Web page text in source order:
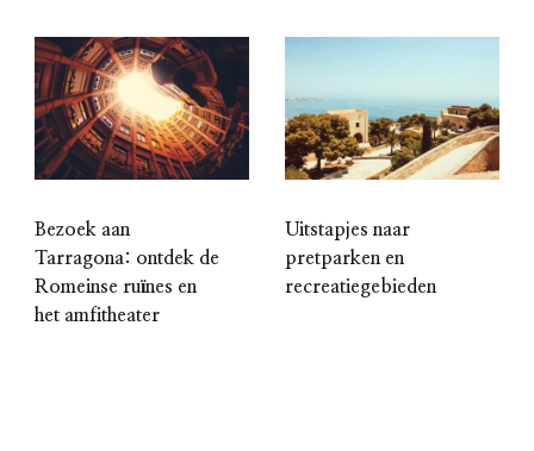
Bezoek aan
Tarragona: ontdek de
Romeinse ruïnes en
het amfitheater
Uitstapjes naar
pretparken en
recreatiegebieden